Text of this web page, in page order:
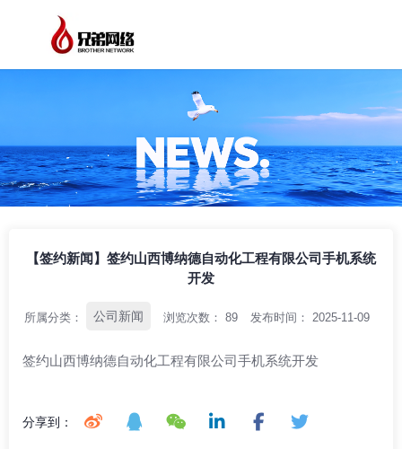
【签约新闻】签约山西博纳德自动化工程有限公司手机系统
开发
所属分类： 公司新闻 浏览次数： 89 发布时间： 2025-11-09
签约山西博纳德自动化工程有限公司手机系统开发
分享到：